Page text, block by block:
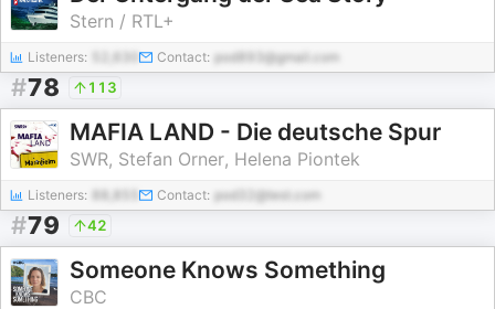
Stern / RTL+
Listeners: Contact: pod893@gmail.com
#78 113
MAFIA LAND - Die deutsche Spur
SWR, Stefan Orner, Helena Piontek
Listeners: Contact: pod32@test.com
#79 42
Someone Knows Something
CBC